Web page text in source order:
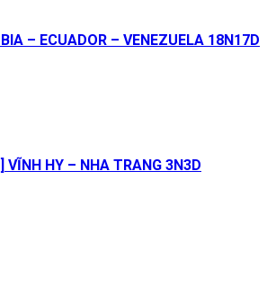
– ECUADOR – VENEZUELA 18N17D
VĨNH HY – NHA TRANG 3N3D